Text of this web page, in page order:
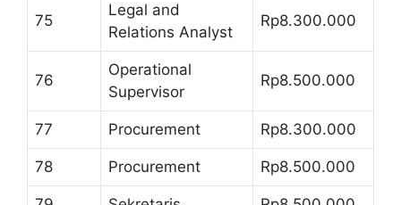
75
Legal and
Relations Analyst
Rp8.300.000
76
Operational
Supervisor
Rp8.500.000
77 Procurement Rp8.300.000
78 Procurement Rp8.500.000